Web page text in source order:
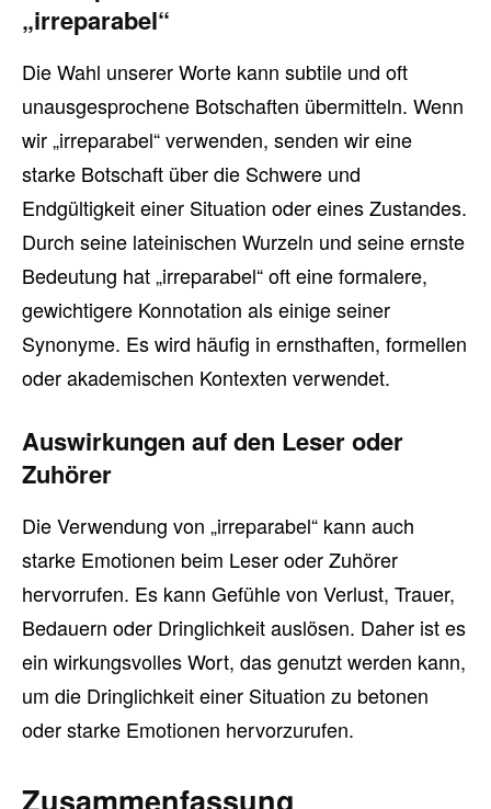
„irreparabel“
Die Wahl unserer Worte kann subtile und oft
unausgesprochene Botschaften übermitteln. Wenn
wir „irreparabel“ verwenden, senden wir eine
starke Botschaft über die Schwere und
Endgültigkeit einer Situation oder eines Zustandes.
Durch seine lateinischen Wurzeln und seine ernste
Bedeutung hat „irreparabel“ oft eine formalere,
gewichtigere Konnotation als einige seiner
Synonyme. Es wird häufig in ernsthaften, formellen
oder akademischen Kontexten verwendet.
Auswirkungen auf den Leser oder
Zuhörer
Die Verwendung von „irreparabel“ kann auch
starke Emotionen beim Leser oder Zuhörer
hervorrufen. Es kann Gefühle von Verlust, Trauer,
Bedauern oder Dringlichkeit auslösen. Daher ist es
ein wirkungsvolles Wort, das genutzt werden kann,
um die Dringlichkeit einer Situation zu betonen
oder starke Emotionen hervorzurufen.
Zusammenfassung